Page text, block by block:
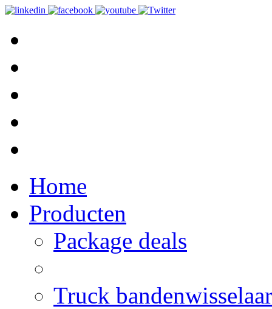
Home
Producten
Package deals
Truck